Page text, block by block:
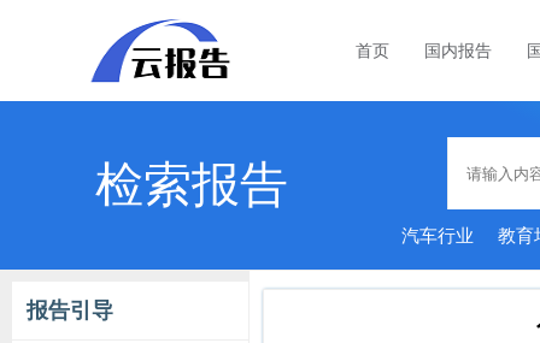
首页 国内报告
检索报告
汽车行业 教育
品行业
报告引导